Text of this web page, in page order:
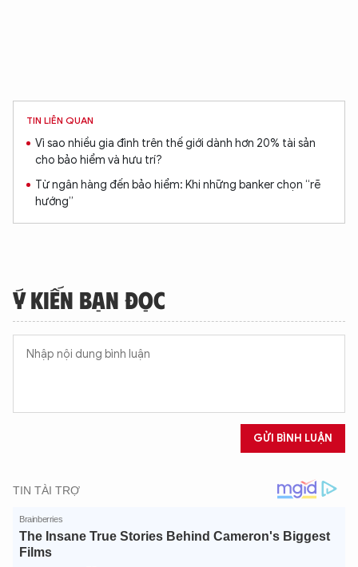
TIN LIÊN QUAN
Vì sao nhiều gia đình trên thế giới dành hơn 20% tài sản
cho bảo hiểm và hưu trí?
Từ ngân hàng đến bảo hiểm: Khi những banker chọn “rẽ
hướng”
Ý KIẾN BẠN ĐỌC
GỬI BÌNH LUẬN
TÔI LÀ CHATBOT CỦA
An Ninh Thủ Đô nhé. Tôi sẵn sàng hỗ trợ!